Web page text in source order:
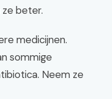
beter.
medicijnen.
sommige
Neem ze